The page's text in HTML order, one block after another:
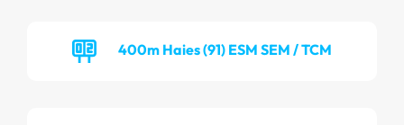
400m Haies (91) ESM SEM / TCM